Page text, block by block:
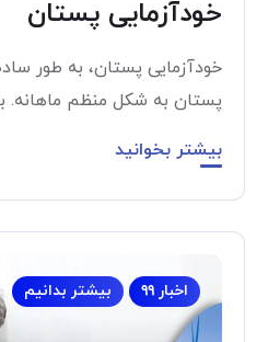
خودآزمایی پستان
خودآزمایی پستان، به طور
پستان به شکل منظم ماهانه.
بیشتر بخوانید
اخبار ۹۹ بیشتر بدانیم